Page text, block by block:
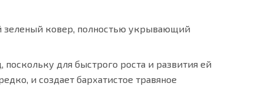
зеленый ковер, полностью укрывающий
для быстрого роста и развития ей
и создает бархатистое травяное